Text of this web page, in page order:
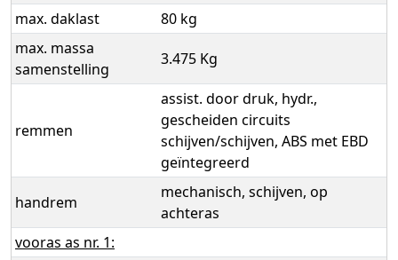
max. daklast
80 kg
max. massa
samenstelling
3.475 Kg
remmen
assist. door druk, hydr.,
gescheiden circuits
schijven/schijven, ABS met EBD
geïntegreerd
handrem
mechanisch, schijven, op
achteras
vooras as nr. 1: